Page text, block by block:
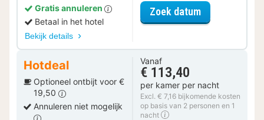
Gratis annuleren
Betaal in het hotel
Bekijk details
Zoek datumvoor Fiets
Hotdeal
Optioneel ontbijt voor €
19,50
Annuleren niet mogelijk
Vanaf
€ 113,40
per kamer per nacht
Excl. € 7,16 bijkomende kosten
op basis van 2 personen en 1
nacht